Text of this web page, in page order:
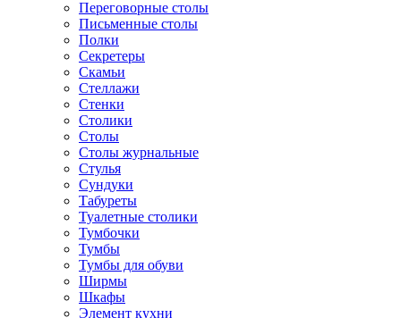
Переговорные столы
Письменные столы
Полки
Секретеры
Скамьи
Стеллажи
Стенки
Столики
Столы
Столы журнальные
Стулья
Сундуки
Табуреты
Туалетные столики
Тумбочки
Тумбы
Тумбы для обуви
Ширмы
Шкафы
Элемент кухни